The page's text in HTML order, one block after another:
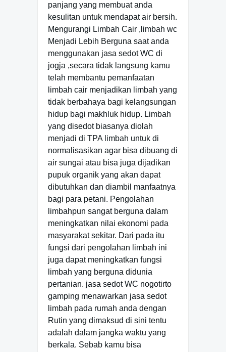
panjang yang membuat anda
kesulitan untuk mendapat air bersih.
Mengurangi Limbah Cair ,limbah wc
Menjadi Lebih Berguna saat anda
menggunakan jasa sedot WC di
jogja ,secara tidak langsung kamu
telah membantu pemanfaatan
limbah cair menjadikan limbah yang
tidak berbahaya bagi kelangsungan
hidup bagi makhluk hidup. Limbah
yang disedot biasanya diolah
menjadi di TPA limbah untuk di
normalisasikan agar bisa dibuang di
air sungai atau bisa juga dijadikan
pupuk organik yang akan dapat
dibutuhkan dan diambil manfaatnya
bagi para petani. Pengolahan
limbahpun sangat berguna dalam
meningkatkan nilai ekonomi pada
masyarakat sekitar. Dari pada itu
fungsi dari pengolahan limbah ini
juga dapat meningkatkan fungsi
limbah yang berguna didunia
pertanian. jasa sedot WC nogotirto
gamping menawarkan jasa sedot
limbah pada rumah anda dengan
Rutin yang dimaksud di sini tentu
adalah dalam jangka waktu yang
berkala. Sebab kamu bisa